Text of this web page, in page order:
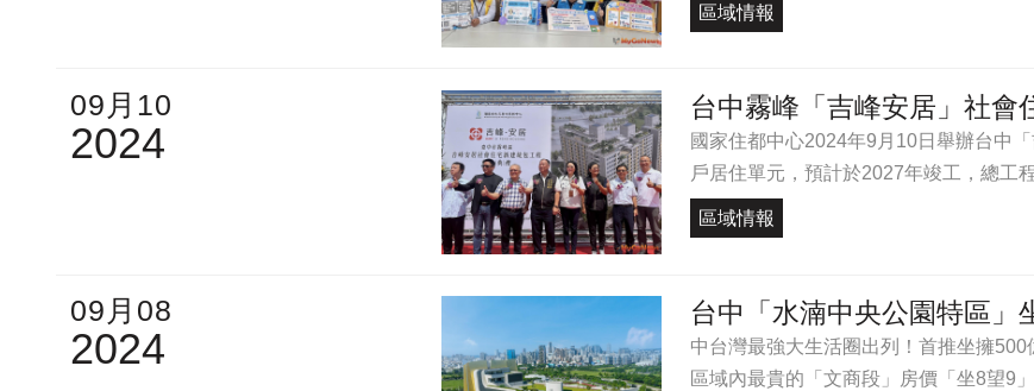
區域情報
09月10
2024
台中霧峰「吉峰安居」社會
國家住都中心2024年9月10日舉辦台中
戶居住單元，預計於2027年竣工，總工
區域情報
09月08
2024
台中「水湳中央公園特區」
中台灣最強大生活圈出列！首推坐擁
區域內最貴的「文商段」房價「坐8望9